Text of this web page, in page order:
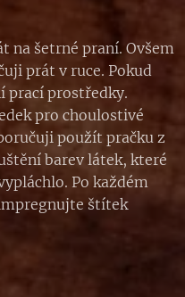
na šetrné praní. Ovšem
prát v ruce. Pokud
prací prostředky.
pro choulostivé
použít pračku z
barev látek, které
Po každém
štítek